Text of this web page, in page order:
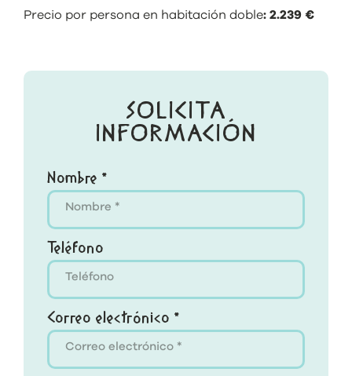
Precio por persona en habitación doble: 2.239 €
SOLICITA
INFORMACIÓN
Nombre *
Teléfono
Correo electrónico *